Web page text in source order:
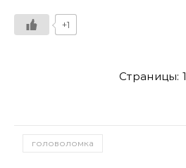
+1
Страницы:1
головоломка